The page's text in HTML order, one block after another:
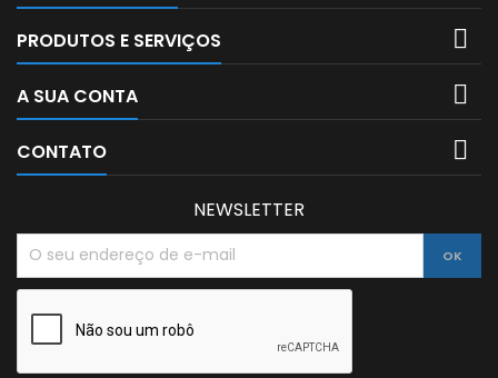
PRODUTOS E SERVIÇOS 
A SUA CONTA 
CONTATO 
NEWSLETTER